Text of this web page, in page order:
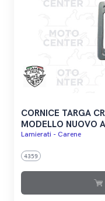
CORNICE TARGA
MODELLO NUOVO
Lamierati - Carene
4359